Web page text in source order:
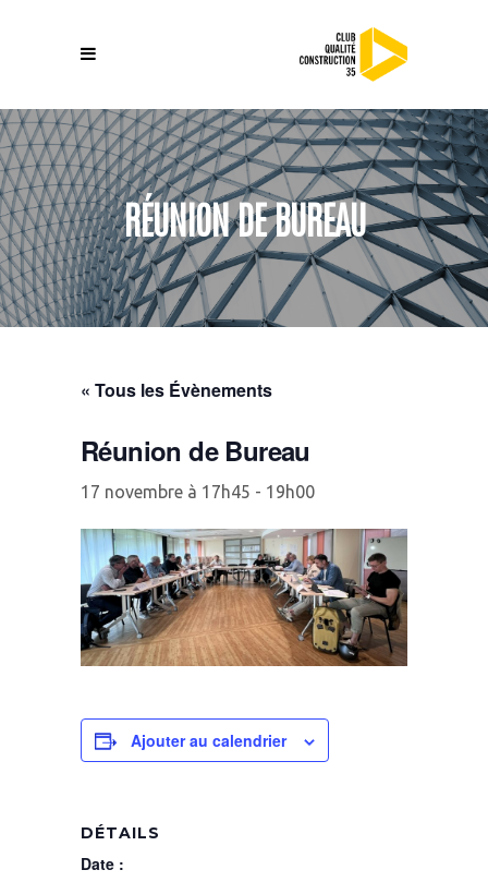
RÉUNION DE BUREAU
« Tous les Évènements
Réunion de Bureau
17 novembre à 17h45 - 19h00
Ajouter au calendrier
DÉTAILS
Date :